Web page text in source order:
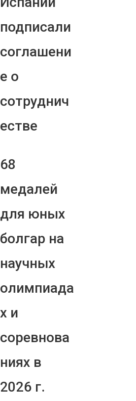
подписали
соглашени
е о
сотруднич
естве
68
медалей
для юных
болгар на
научных
олимпиада
х и
соревнова
ниях в
2026 г.